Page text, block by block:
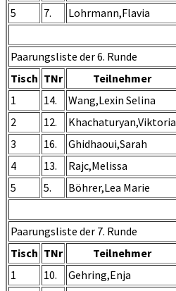
5
7. Lohrmann,Flavia
Paarungsliste der 6. Runde
Tisch TNr Teilnehmer
1
14. Wang,Lexin Selina
2
12. Khachaturyan,Viktoria
3
16. Ghidhaoui,Sarah
4
13. Rajc,Melissa
5
5. Böhrer,Lea Marie
Paarungsliste der 7. Runde
Tisch TNr Teilnehmer
1
10. Gehring,Enja